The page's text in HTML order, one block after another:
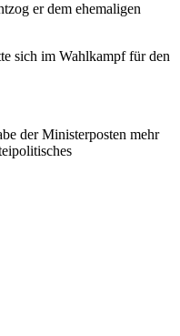
er dem ehemaligen
sich im Wahlkampf für den
der Ministerposten mehr